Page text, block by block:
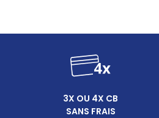
3X OU 4X CB
SANS FRAIS